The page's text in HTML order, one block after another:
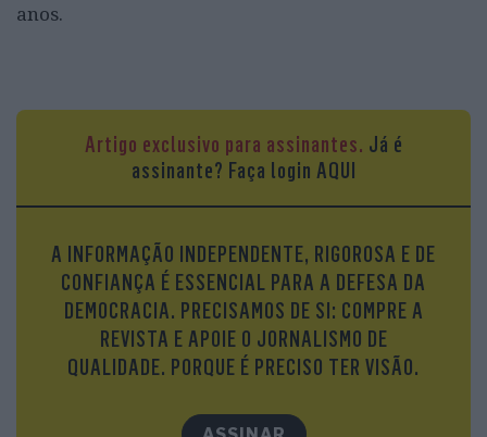
anos.
Artigo exclusivo para assinantes. Já é
assinante? Faça login AQUI
A INFORMAÇÃO INDEPENDENTE, RIGOROSA E DE
CONFIANÇA É ESSENCIAL PARA A DEFESA DA
DEMOCRACIA. PRECISAMOS DE SI: COMPRE A
REVISTA E APOIE O JORNALISMO DE
QUALIDADE. PORQUE É PRECISO TER VISÃO.